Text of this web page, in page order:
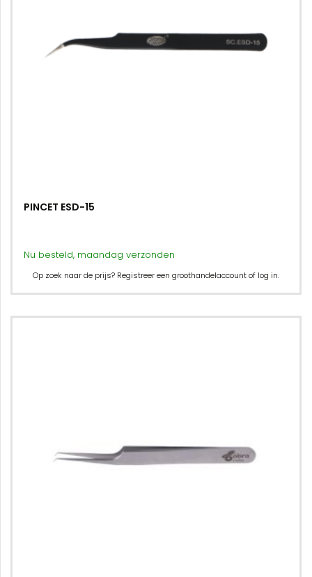
PINCET ESD-15
Nu besteld, maandag verzonden
Op zoek naar de prijs? Registreer een groothandelaccount of log in.